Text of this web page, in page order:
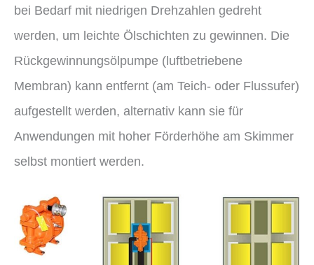
bei Bedarf mit niedrigen Drehzahlen gedreht
werden, um leichte Ölschichten zu gewinnen. Die
Rückgewinnungsölpumpe (luftbetriebene
Membran) kann entfernt (am Teich- oder Flussufer)
aufgestellt werden, alternativ kann sie für
Anwendungen mit hoher Förderhöhe am Skimmer
selbst montiert werden.